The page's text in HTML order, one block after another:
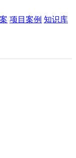
项目案例 知识库